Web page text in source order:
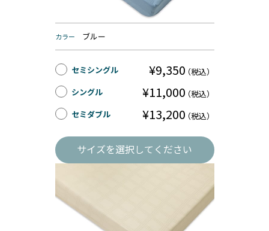
カラー ブルー
セミシングル ¥9,350（税込）
シングル
¥11,000（税込）
セミダブル
¥13,200（税込）
サイズを選択してください